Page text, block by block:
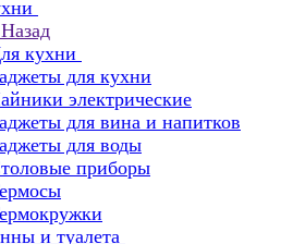
Назад
кухни
для кухни
электрические
для вина и напитков
для воды
приборы
и туалета